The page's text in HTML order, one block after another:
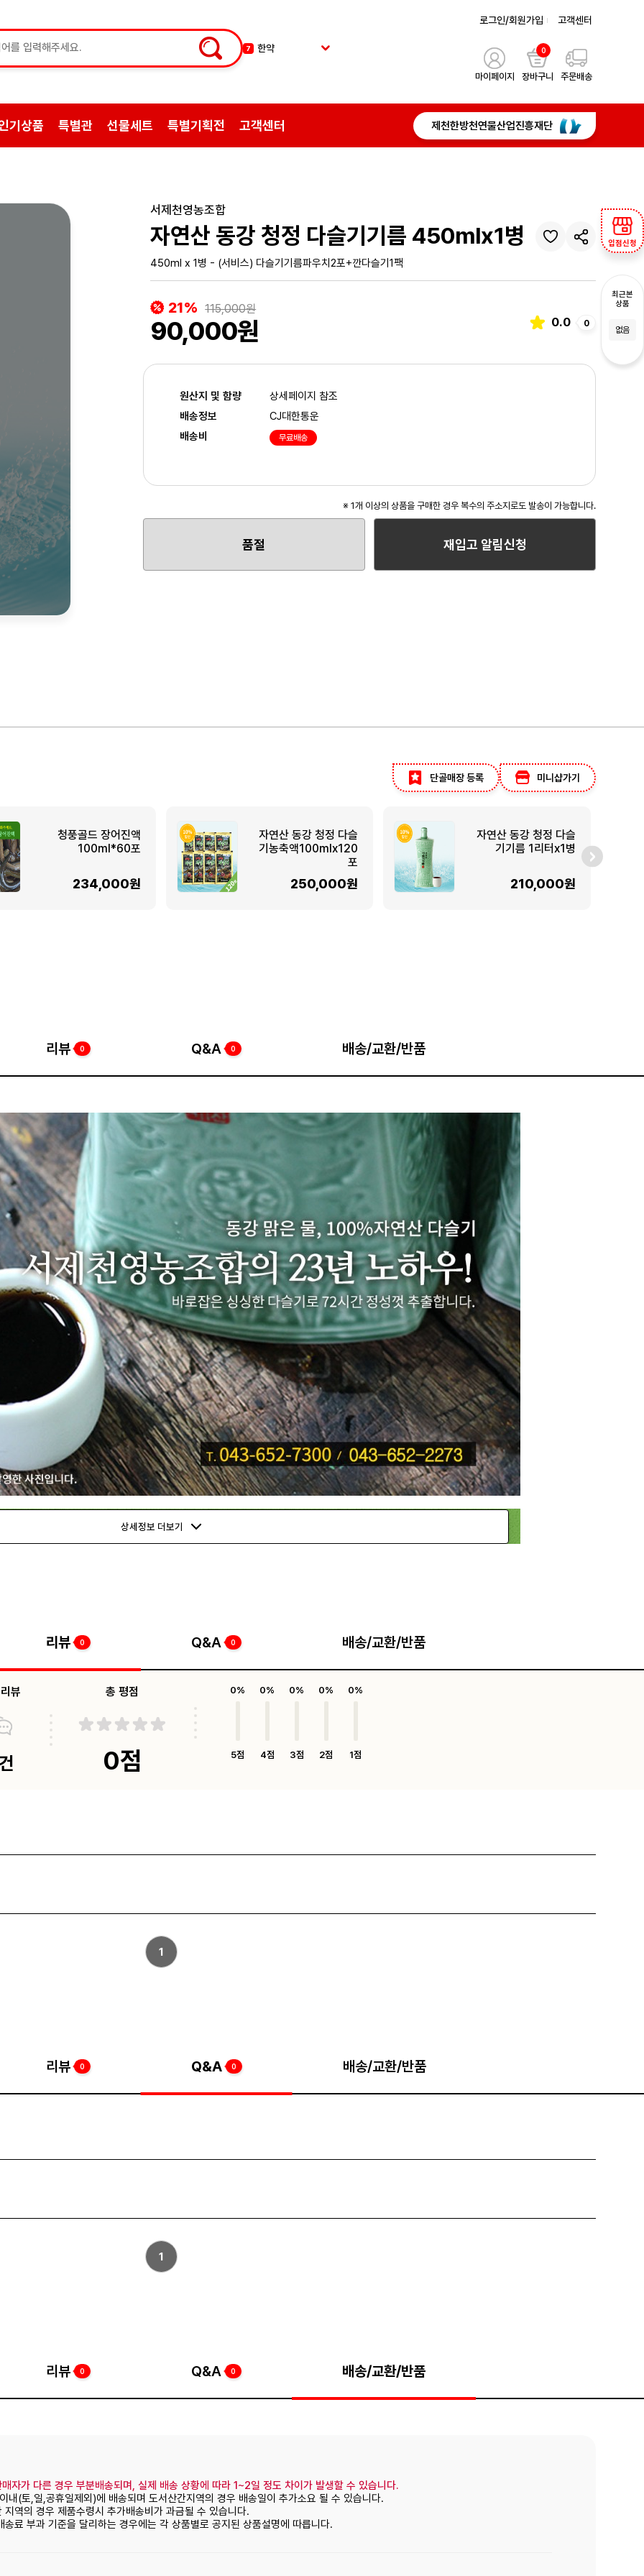
7 한약
약초
6 꿀
로그인/회원가입 고객센터
마이페이지
0
장바구니 주문배송
기상품 특별관 선물세트 특별기획전 고객센터 제천한방천연물산업진흥재단
입점신청
최근본
상품
없음
서제천영농조합
자연산 동강 청정 다슬기기름 450mlx1병
450ml x 1병 - (서비스) 다슬기기름파우치2포+깐다슬기1팩
21% 115,000원
90,000원 0.0 0
원산지 및 함량
상세페이지 참조
배송정보
CJ대한통운
배송비
무료배송
※ 1개 이상의 상품을 구매한 경우 복수의 주소지로도 발송이 가능합니다.
품절 재입고 알림신청
단골매장 등록 미니샵가기
청풍골드 장어진액
100ml*60포
234,000원
자연산 동강 청정 다슬
기농축액100mlx120
포
250,000원
자연산 동강 청정 다슬
기기름 1리터x1병
210,000원
리뷰 0 Q&A 0 배송/교환/반품
상세정보 더보기
리뷰 0 Q&A 0 배송/교환/반품
뷰 총 평점
0점
0%
5점
0%
4점
0%
3점
0%
2점
0%
1점
1
리뷰 0 Q&A 0 배송/교환/반품
1
리뷰 0 Q&A 0 배송/교환/반품
자가 다른 경우 부분배송되며, 실제 배송 상황에 따라 1~2일 정도 차이가 발생할 수 있습니다.
내(토,일,공휴일제외)에 배송되며 도서산간지역의 경우 배송일이 추가소요 될 수 있습니다.
역의 경우 제품수령시 추가배송비가 과금될 수 있습니다.
료 부과 기준을 달리하는 경우에는 각 상품별로 공지된 상품설명에 따릅니다.